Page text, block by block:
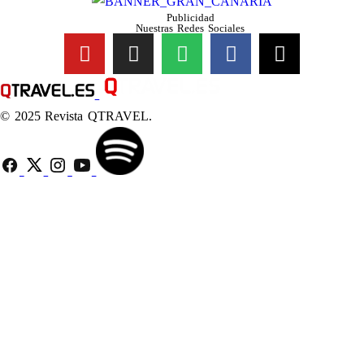
Publicidad
Nuestras Redes Sociales
© 2025 Revista QTRAVEL.